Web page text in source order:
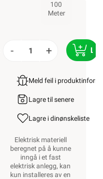
100
Meter
- +
Meld feil i
Lagre til senere
Lagre i dinønskeliste
Elektrisk materiell
beregnet på å kunne
inngå i et fast
elektrisk anlegg, kan
kun installeres av en